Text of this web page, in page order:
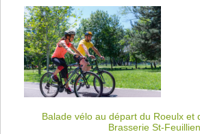
Balade vélo au départ du Roeulx et
Brasserie St-Feuillien